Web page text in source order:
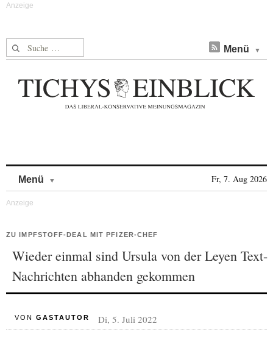
Suche nach: Menü
Menü Fr, 7. Aug 2026
ZU IMPFSTOFF-DEAL MIT PFIZER-CHEF
Wieder einmal sind Ursula von der Leyen Text-
Nachrichten abhanden gekommen
VON GASTAUTOR Di, 5. Juli 2022